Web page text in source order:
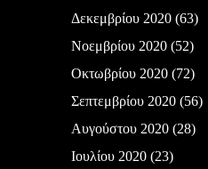
Δεκεμβρίου 2020(63)
Νοεμβρίου 2020(52)
Οκτωβρίου 2020(72)
Σεπτεμβρίου 2020(56)
Αυγούστου 2020(28)
Ιουλίου 2020(23)